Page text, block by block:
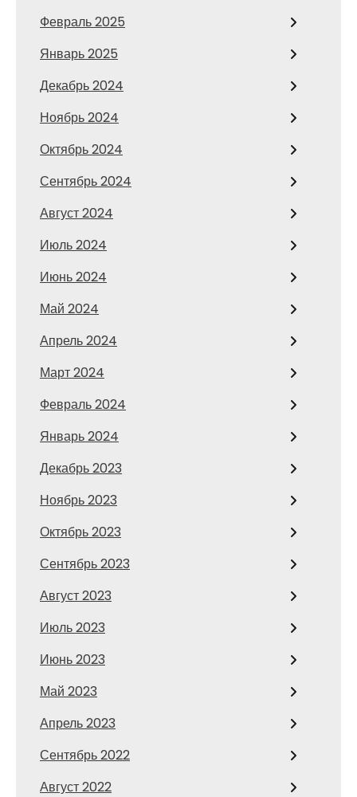
Февраль 2025
Январь 2025
Декабрь 2024
Ноябрь 2024
Октябрь 2024
Сентябрь 2024
Август 2024
Июль 2024
Июнь 2024
Май 2024
Апрель 2024
Март 2024
Февраль 2024
Январь 2024
Декабрь 2023
Ноябрь 2023
Октябрь 2023
Сентябрь 2023
Август 2023
Июль 2023
Июнь 2023
Май 2023
Апрель 2023
Сентябрь 2022
Август 2022